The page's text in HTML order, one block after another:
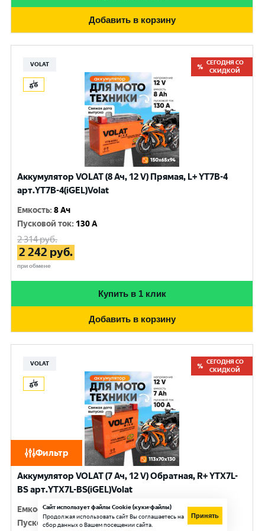
Фильтр
Добавить в корзину
VOLAT
СЕГОДНЯ СО
СКИДКОЙ
Аккумулятор VOLAT (8 Ач, 12 V) Прямая, L+ YT7B-4
арт.YT7B-4(iGEL)Volat
Емкость:8 Ач
Пусковой ток: 130 A
2 314руб.
2 242 руб.
при обмене
Купить в 1 клик
Добавить в корзину
VOLAT
СЕГОДНЯ СО
СКИДКОЙ
Аккумулятор VOLAT (7 Ач, 12 V) Обратная, R+ YTX7L-
BS арт.YTX7L-BS(iGEL)Volat
Емкость:7 Ач
Пусковой ток:100 A
Сайт использует файлы Cookie (куки-файлы)
Продолжая использовать сайт Вы соглашаетесь на
сбор данных о Вашем посещении сайта.
Принять